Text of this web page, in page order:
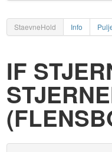
StaevneHold Info
IF